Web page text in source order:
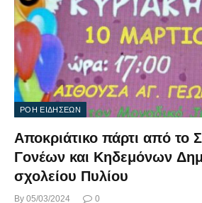
ΡΟΗ ΕΙΔΗΣΕΩΝ
Αποκριάτικο πάρτι από το
Γονέων και Κηδεμόνων
σχολείου Πυλίου
By 05/03/2024 0